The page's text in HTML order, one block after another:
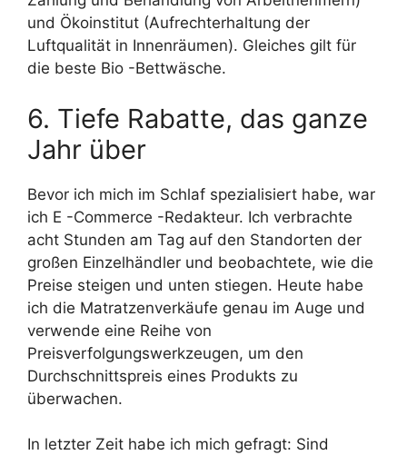
und Ökoinstitut (Aufrechterhaltung der
Luftqualität in Innenräumen). Gleiches gilt für
die beste Bio -Bettwäsche.
6. Tiefe Rabatte, das ganze
Jahr über
Bevor ich mich im Schlaf spezialisiert habe, war
ich E -Commerce -Redakteur. Ich verbrachte
acht Stunden am Tag auf den Standorten der
großen Einzelhändler und beobachtete, wie die
Preise steigen und unten stiegen. Heute habe
ich die Matratzenverkäufe genau im Auge und
verwende eine Reihe von
Preisverfolgungswerkzeugen, um den
Durchschnittspreis eines Produkts zu
überwachen.
In letzter Zeit habe ich mich gefragt: Sind